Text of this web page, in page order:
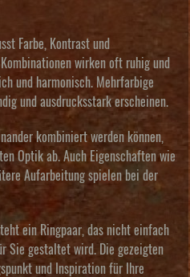
Farbe, Kontrast und
wirken oft ruhig und
und harmonisch. Mehrfarbige
und ausdrucksstark erscheinen.
kombiniert werden können,
Optik ab. Auch Eigenschaften wie
Aufarbeitung spielen bei der
ein Ringpaar, das nicht einfach
Sie gestaltet wird. Die gezeigten
und Inspiration für Ihre